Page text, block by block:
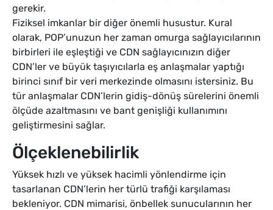
gerekir.
Fiziksel imkanlar bir diğer önemli husustur. Kural
olarak, POP’unuzun her zaman omurga sağlayıcılarının
birbirleri ile eşleştiği ve CDN sağlayıcınızın diğer
CDN’ler ve büyük taşıyıcılarla eş anlaşmalar yaptığı
birinci sınıf bir veri merkezinde olmasını istersiniz. Bu
tür anlaşmalar CDN’lerin gidiş-dönüş sürelerini önemli
ölçüde azaltmasını ve bant genişliği kullanımını
geliştirmesini sağlar.
Ölçeklenebilirlik
Yüksek hızlı ve yüksek hacimli yönlendirme için
tasarlanan CDN’lerin her türlü trafiği karşılaması
bekleniyor. CDN mimarisi, önbellek sunucularının her